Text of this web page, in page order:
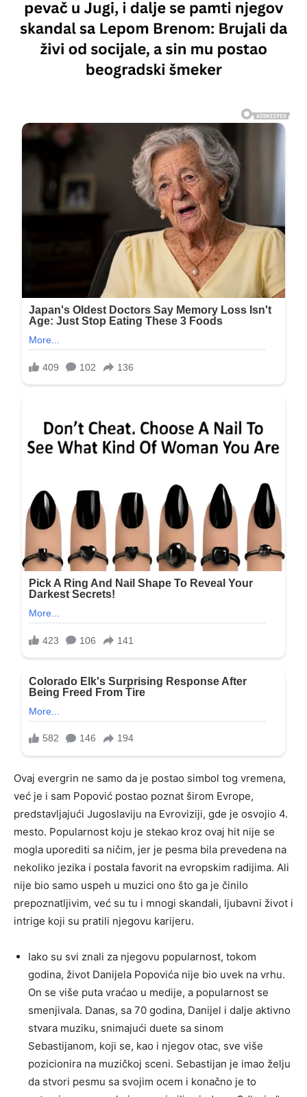
Ovaj evergrin ne samo da je postao simbol tog vremena,
već je i sam Popović postao poznat širom Evrope,
predstavljajući Jugoslaviju na Evroviziji, gde je osvojio 4.
mesto. Popularnost koju je stekao kroz ovaj hit nije se
mogla uporediti sa ničim, jer je pesma bila prevedena na
nekoliko jezika i postala favorit na evropskim radijima. Ali
nije bio samo uspeh u muzici ono što ga je činilo
prepoznatljivim, već su tu i mnogi skandali, ljubavni život i
intrige koji su pratili njegovu karijeru.
Iako su svi znali za njegovu popularnost, tokom
godina, život Danijela Popovića nije bio uvek na vrhu.
On se više puta vraćao u medije, a popularnost se
smenjivala. Danas, sa 70 godina, Danijel i dalje aktivno
stvara muziku, snimajući duete sa sinom
Sebastijanom, koji se, kao i njegov otac, sve više
pozicionira na muzičkoj sceni. Sebastijan je imao želju
da stvori pesmu sa svojim ocem i konačno je to